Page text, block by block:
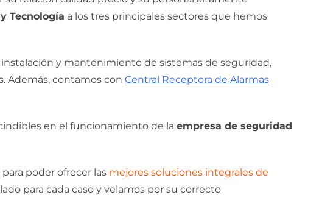
Tecnología a los tres principales sectores que hemos
y mantenimiento de sistemas de seguridad,
Además, contamos con Central Receptora de Alarmas
en el funcionamiento de la empresa de seguridad
para poder ofrecer las mejores soluciones integrales de
para cada caso y velamos por su correcto